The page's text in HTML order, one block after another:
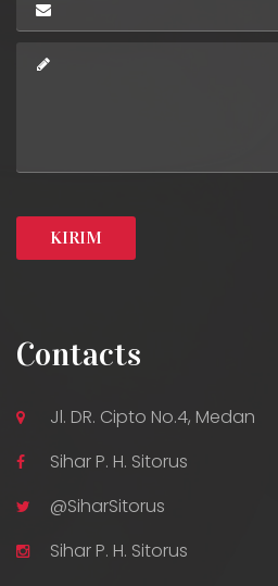
Contacts
Jl. DR. Cipto No.4, Medan
Sihar P. H. Sitorus
@SiharSitorus
Sihar P. H. Sitorus